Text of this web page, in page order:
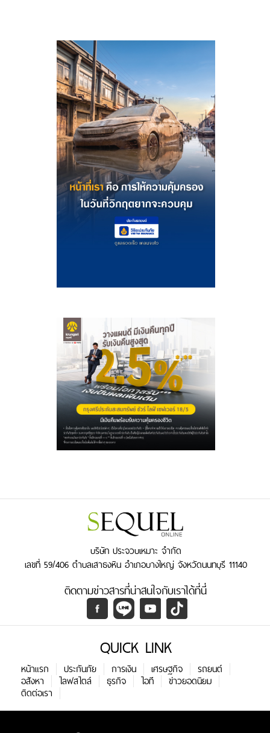
บริษัท ประจวบเหมาะ จำกัด
เลขที่ 59/406 ตำบลเสาธงหิน อำเภอบางใหญ่ จังหวัดนนทบุรี 11140
ติดตามข่าวสารที่น่าสนใจกับเราได้ที่นี่
QUICK LINK
หน้าแรก ประกันภัย การเงิน เศรษฐกิจ
รถยนต์
อสังหา
ไลฟสไตล์ ธุรกิจ ไอที
ข่าวยอดนิยม
ติดต่อเรา